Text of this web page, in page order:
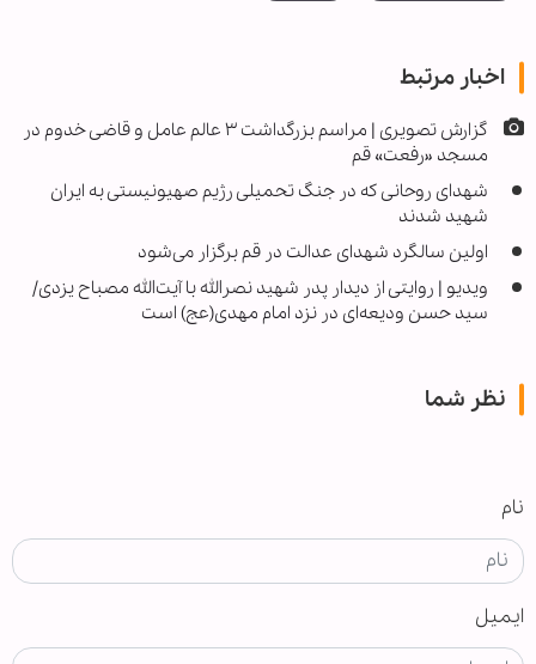
اخبار مرتبط
گزارش تصویری | مراسم بزرگداشت ۳ عالم عامل و قاضی خدوم در
مسجد «رفعت» قم
شهدای روحانی که در جنگ تحمیلی رژیم صهیونیستی به ایران
شهید شدند
اولین سالگرد شهدای عدالت در قم برگزار می‌شود
ویدیو | روایتی از دیدار پدر شهید نصرالله با آیت‌الله مصباح یزدی/
سید حسن ودیعه‌ای در نزد امام مهدی(عج) است
نظر شما
نام
ایمیل